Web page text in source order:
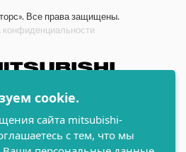
Все права защищены.
конфиденциальности
и морские
двигатели Mitsubishi
cookie.
сайта mitsubishi-
с тем, что мы